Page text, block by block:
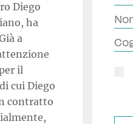
Diego
ha
a
il
cui Diego
contratto